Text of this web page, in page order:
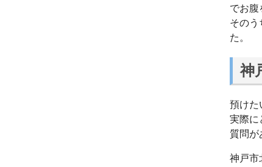
でお腹
そのう
た。
神
預けた
実際に
質問が
神戸市